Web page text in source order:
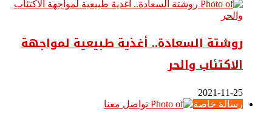
روشتة السعادة.. أغذية طبيعية لمواجهة
الاكتئاب والحر
2021-11-25
رسالة خاصة